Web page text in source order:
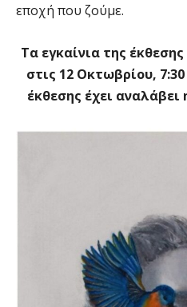
εποχή που ζούμε.
Τα εγκαίνια της
στις 12 Οκτωβρίου,
έκθεσης έχει